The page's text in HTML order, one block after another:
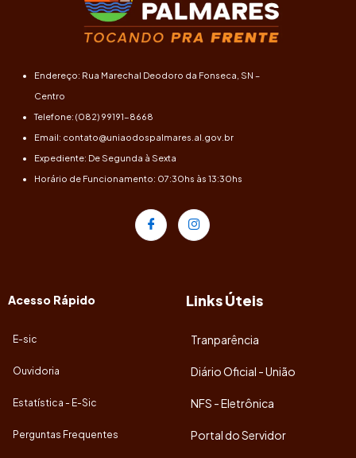
Endereço: Rua Marechal Deodoro da Fonseca, SN –
Centro
Telefone: (082) 99191-8668
Email: contato@uniaodospalmares.al.gov.br
Expediente: De Segunda à Sexta
Horário de Funcionamento: 07:30hs às 13:30hs
Acesso Rápido
E-sic
Ouvidoria
Estatística - E-Sic
Perguntas Frequentes
Links Úteis
Tranparência
Diário Oficial - União
NFS - Eletrônica
Portal do Servidor